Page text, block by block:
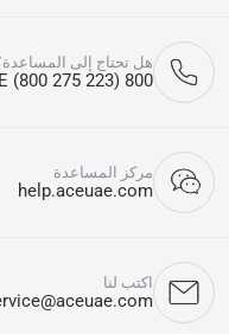
هل تحتاج إلى
800 ASK ACE (800 275 223)
مركز المساعدة
help.aceuae.com
اكتب لنا